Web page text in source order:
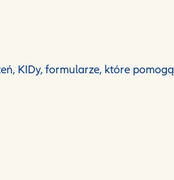
KIDy, formularze, które pomogą